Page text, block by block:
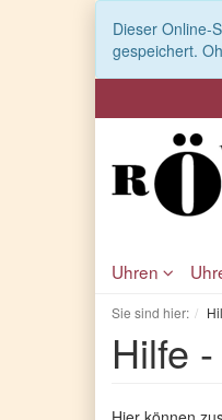
Dieser Online-
gespeichert.
Uhren
Sie sind hier:
Hilfe